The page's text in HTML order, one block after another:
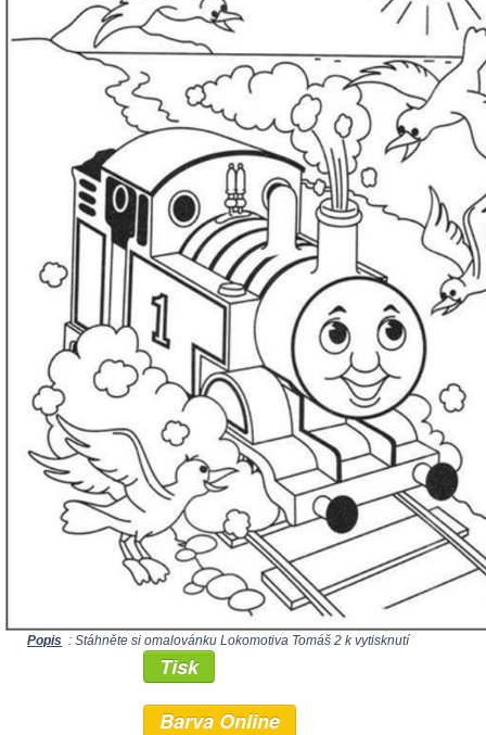
Popis : Stáhněte si omalovánku Lokomotiva Tomáš 2 k vytisknutí
Tisk
Barva Online